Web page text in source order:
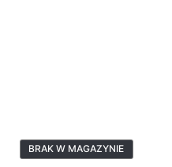
BRAK W MAGAZYNIE